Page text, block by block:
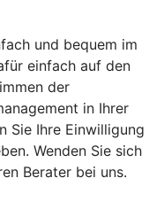
und bequem im
einfach auf den
der
in Ihrer
Sie Ihre Einwilligung
Wenden Sie sich
Berater bei uns.